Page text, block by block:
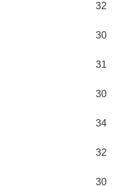
32
30
31
30
34
32
30